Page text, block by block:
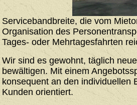
Servicebandbreite, die vom
Organisation des
Tages- oder Mehrtagesfahrten
Wir sind es gewohnt, täglich
bewältigen. Mit einem
konsequent an den individuellen
Kunden orientiert.